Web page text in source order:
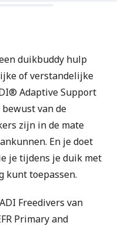
duikbuddy hulp
of verstandelijke
Adaptive Support
van de
zijn in de mate
En je doet
je tijdens je duik met
kunt toepassen.
Freedivers van
Primary and